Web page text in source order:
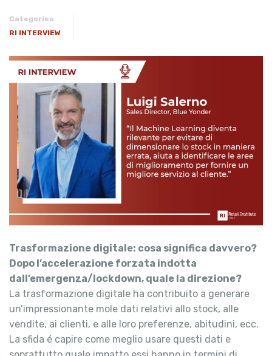
Categories
RI INTERVIEW
Trasformazione digitale: cosa significa davvero?
Dopo l’accelerazione forzata indotta
dall’emergenza/lockdown, quale la direzione?
La trasformazione digitale ha contribuito a generare
un’impressionante mole dati relativi allo stock, alle
vendite, ai clienti, e alle loro preferenze, abitudini, ecc.
La sfida é capire come meglio usare questi dati e